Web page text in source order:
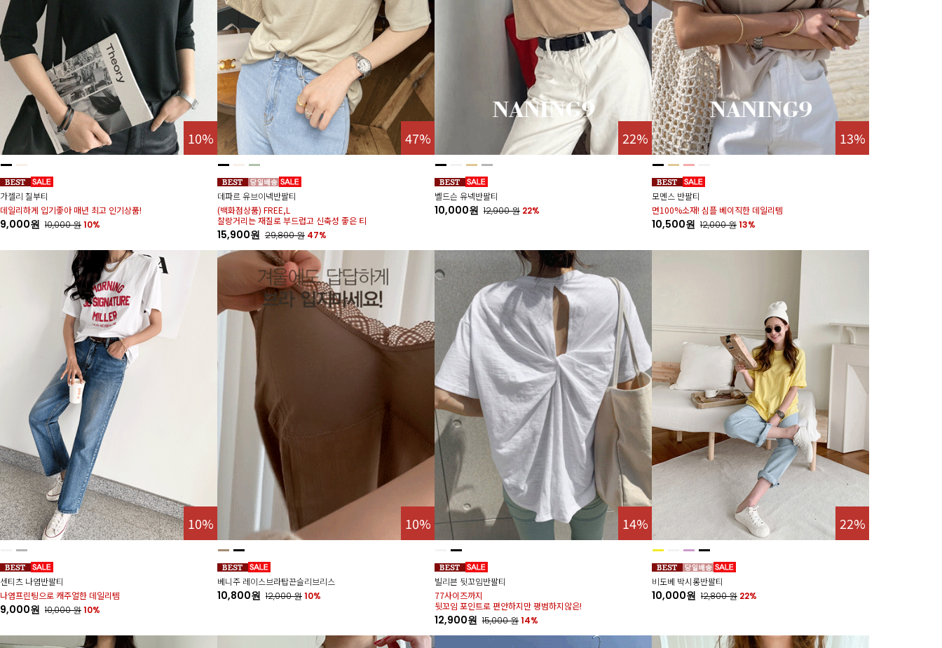
10%
가젤리 칠부티
데일리하게 입기좋아 매년 최고 인기상품!
9,000원 10,000원10%
47%
데파르 유브이넥반팔티
(백화점상품) FREE,L
찰랑거리는 재질로 부드럽고 신축성 좋은 티
15,900원 29,800원 47%
22%
벨드슨 유넥반팔티
10,000원 12,900원 22%
13%
모멘스 반팔티
면100%소재! 심플 베이직한 데일리템
10,500원 12,000원13%
10%
센티츠 나염반팔티
나염프린팅으로 캐주얼한 데일리템
9,000원 10,000원10%
10%
베니주 레이스브라탑끈슬리브리스
10,800원 12,000원10%
14%
빌리븐 뒷꼬임반팔티
77사이즈까지
뒷꼬임 포인트로 편안하지만 평범하지않은!
12,900원 15,000원14%
22%
비도베 박시롱반팔티
10,000원 12,800원 22%